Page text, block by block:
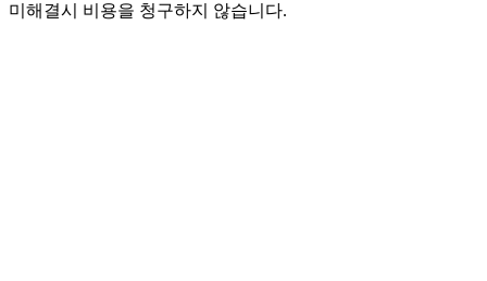
미해결시 비용을 청구하지 않습니다.